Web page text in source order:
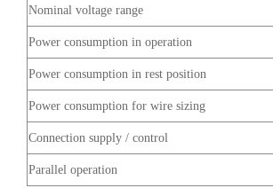
Nominal voltage range
Power consumption in operation
Power consumption in rest position
Power consumption for wire sizing
Connection supply / control
Parallel operation